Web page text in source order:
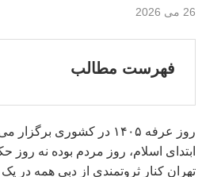
26 می 2026
فهرست مطالب
روز عرفه ۱۴۰۵ در
تهران کنار ثروتمندی از دبی همه در